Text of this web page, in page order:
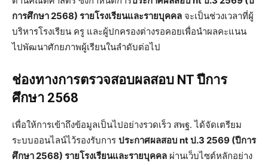
การศึกษา 2568) รายโรงเรียนและรายบุคคล จะเป็นช่วงเวลาที่ผู้
บริหารโรงเรียน ครู และผู้ปกครองต่างรอคอยเพื่อนำผลคะแนน
ไปพัฒนาศักยภาพผู้เรียนในลำดับต่อไป
ช่องทางการตรวจสอบผลสอบ NT ปีการ
ศึกษา 2568
เพื่อให้การเข้าถึงข้อมูลเป็นไปอย่างรวดเร็ว สพฐ. ได้จัดเตรียม
ระบบออนไลน์ไว้รองรับการ ประกาศผลสอบ nt ป.3 2569 (ปีการ
ศึกษา 2568) รายโรงเรียนและรายบุคคล ผ่านเว็บไซต์หลักอย่าง